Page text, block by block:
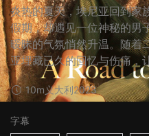
炎热的夏天，埃尼亚回到家
假期，却遇见一位神秘的男
暧昧的气氛悄然升温。随着
亚埋藏已久的回忆与伤痛，
10m 义大利2023
字幕